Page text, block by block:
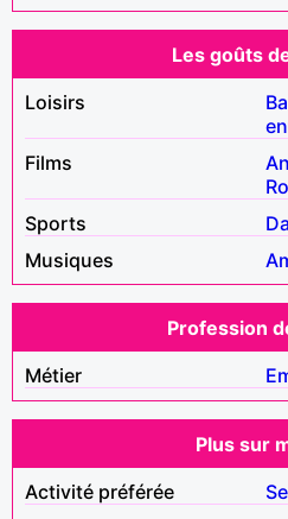
Les goûts
Loisirs
Films
Sports
Musiques
Profession
Métier
Plus sur
Activité préférée